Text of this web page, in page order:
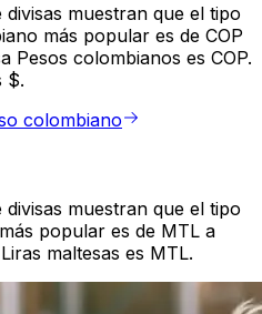
muestran que el tipo
más popular es de COP
Pesos colombianos es COP.
$.
colombiano
muestran que el tipo
popular es de MTL a
maltesas es MTL.